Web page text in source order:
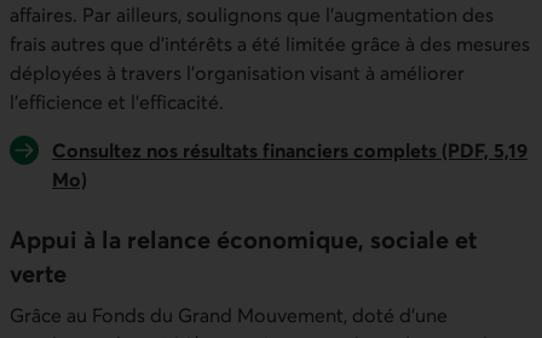
affaires. Par ailleurs, soulignons que l'augmentation des
frais autres que d'intérêts a été limitée grâce à des mesures
déployées à travers l'organisation visant à améliorer
l'efficience et l'efficacité.
Consultez nos résultats financiers complets (PDF, 5,19
Mo)
Appui à la relance économique, sociale et
verte
Grâce au Fonds du Grand Mouvement, doté d’une